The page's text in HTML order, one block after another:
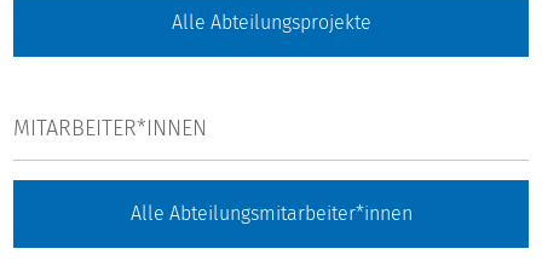
Alle Abteilungsprojekte
MITARBEITER*INNEN
Alle Abteilungsmitarbeiter*innen